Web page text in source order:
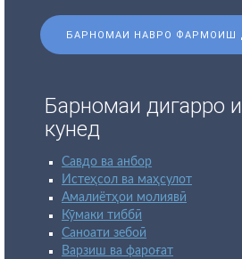
БАРНОМАИ НАВРО ФАРМОИШ
Барномаи дигарро
кунед
Савдо ва анбор
Истеҳсол ва маҳсулот
Амалиётҳои молиявӣ
Кӯмаки тиббӣ
Саноати зебоӣ
Варзиш ва фароғат